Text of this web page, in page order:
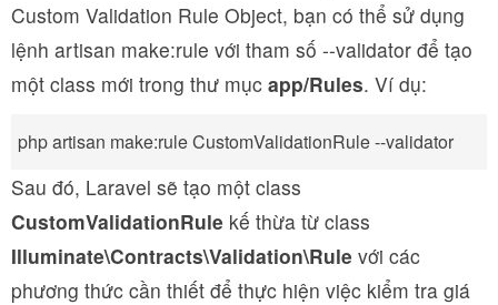
Custom Validation Rule Object, bạn có thể sử dụng
lệnh artisan make:rule với tham số --validator để tạo
một class mới trong thư mục app/Rules. Ví dụ:
php artisan make:rule CustomValidationRule --validator
Sau đó, Laravel sẽ tạo một class
CustomValidationRule kế thừa từ class
Illuminate\Contracts\Validation\Rule với các
phương thức cần thiết để thực hiện việc kiểm tra giá